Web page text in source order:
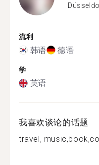
流利
韩语 德语
学
英语
我喜欢谈论的话题
travel,